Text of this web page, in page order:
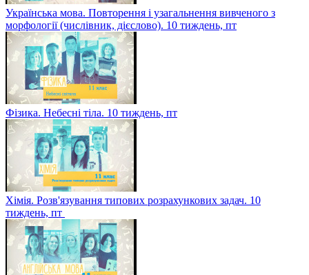
Українська мова. Повторення і узагальнення вивченого з
морфології (числівник, дієслово). 10 тиждень, пт
Фізика. Небесні тіла. 10 тиждень, пт
Хімія. Розв'язування типових розрахункових задач. 10
тиждень, пт